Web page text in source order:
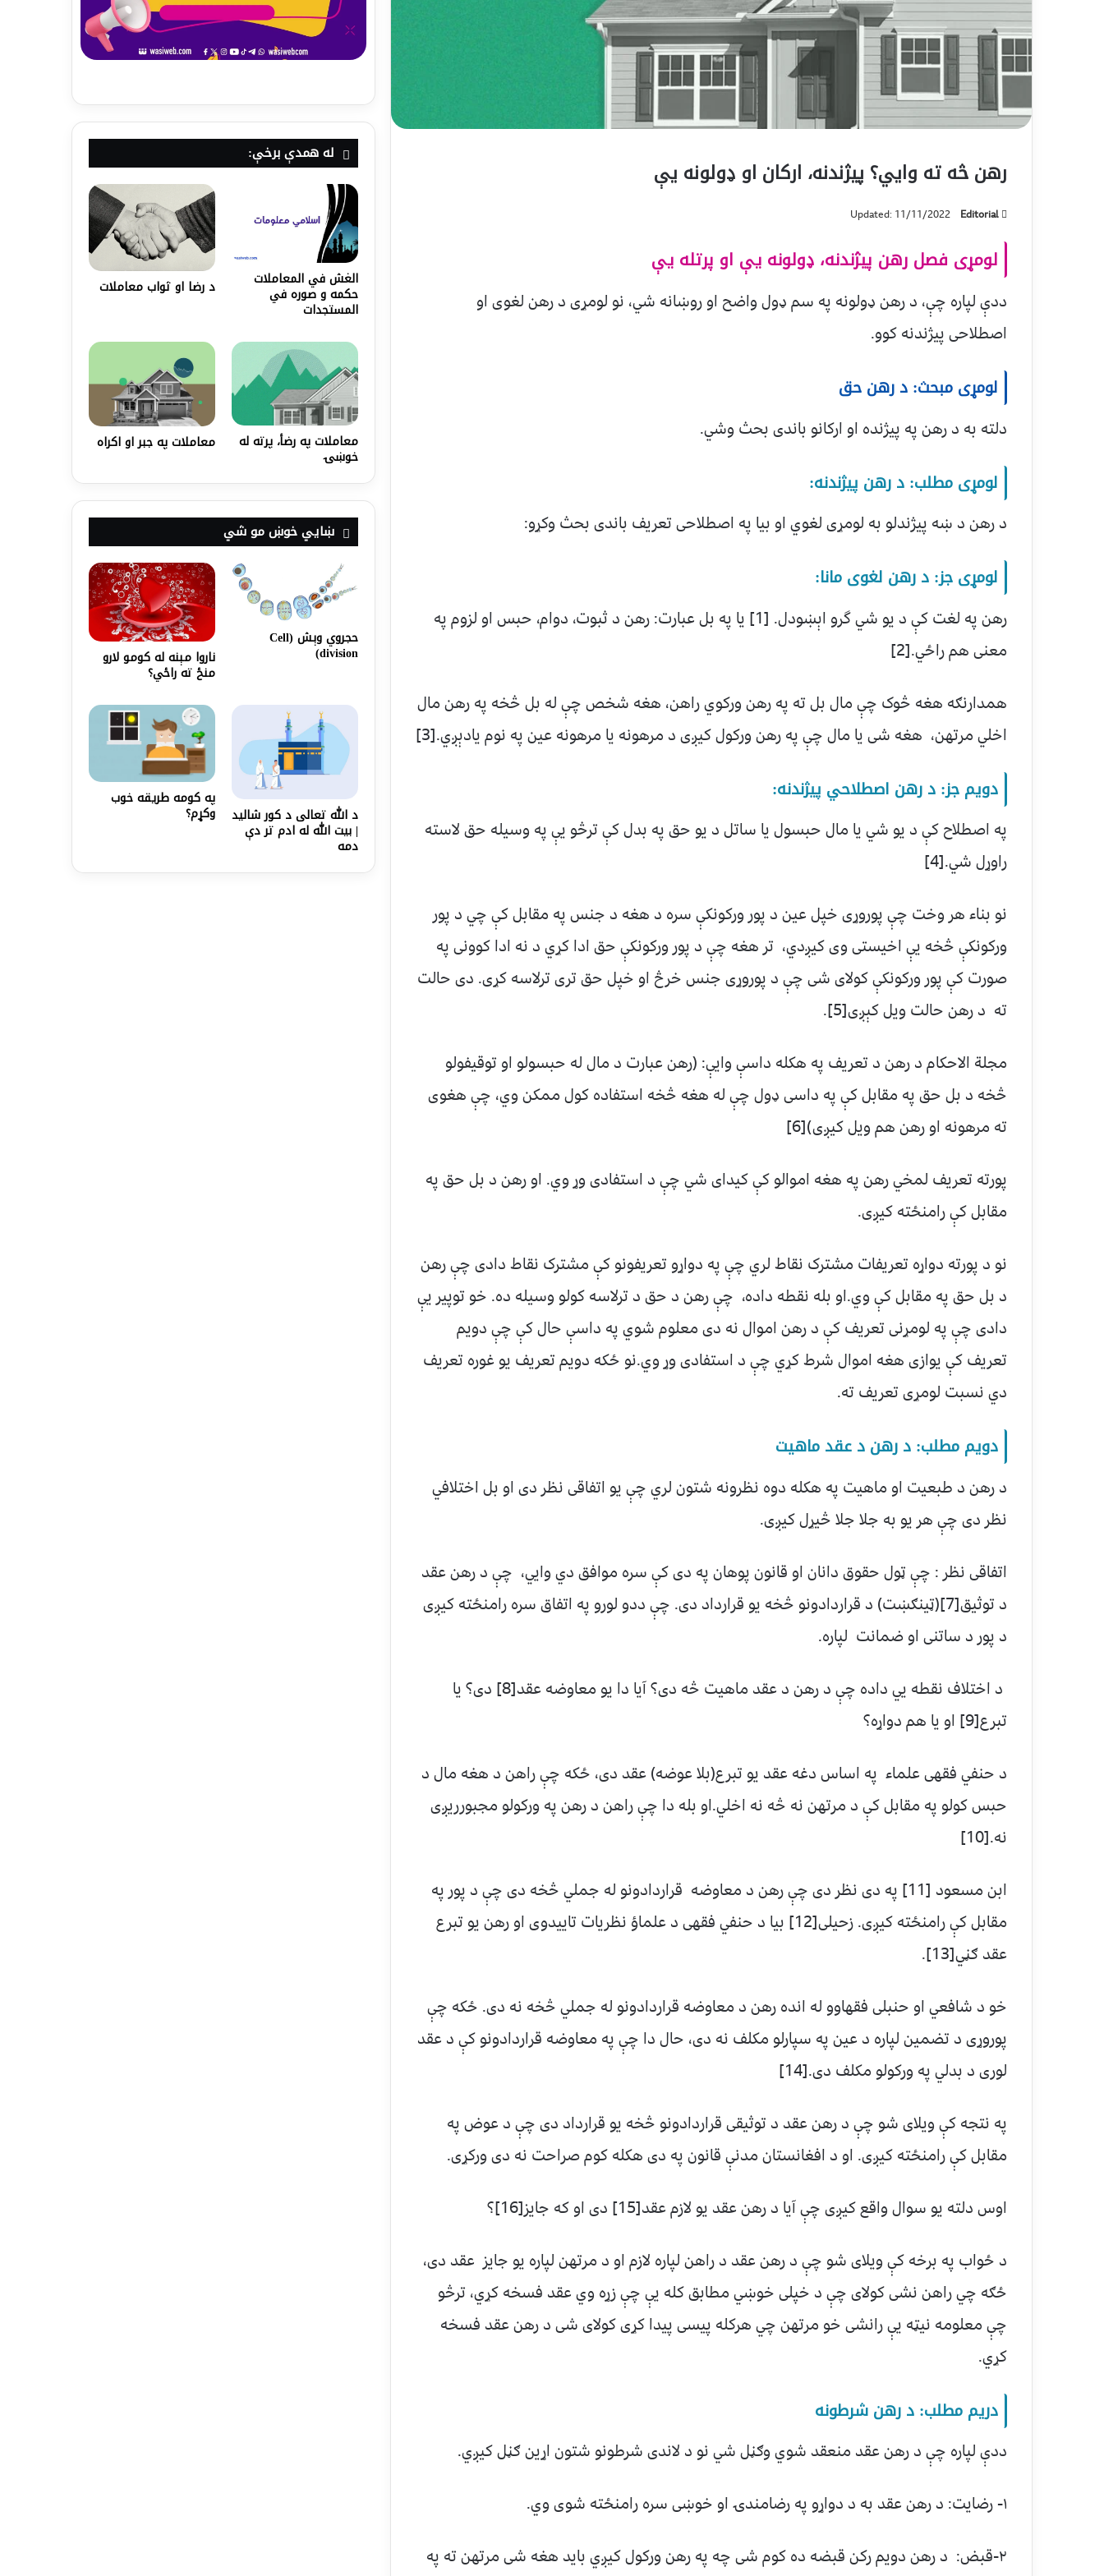
رهن څه ته وايي؟ پيژندنه، ارکان او ډولونه يې
Editorial
Updated: 11/11/2022
لومړی فصل رهن پيژندنه، ډولونه يې او پرتله يې
ددې لپاره چې، د رهن ډولونه په سم ډول واضح او روښانه شي، نو لومړی د رهن لغوی او
اصطلاحی پيژندنه کوو.
لومړی مبحث: د رهن حق
دلته به د رهن په پيژنده او ارکانو باندی بحث وشي.
لومړی مطلب: د رهن پيژندنه:
د رهن د ښه پيژندلو به لومړی لغوي او بیا په اصطلاحی تعريف باندی بحث وکړو:
لومړی جز: د رهن لغوی مانا:
رهن په لغت کې د يو شي گرو اېښودل. [1] يا په بل عبارت: رهن د ثبوت، دوام، حبس او لزوم په
معنى هم راځي.[2]
همدارنګه هغه څوک چې مال بل ته په رهن ورکوي راهن، هغه شخص چې له بل څخه په رهن مال
اخلي مرتهن، هغه شى يا مال چې په رهن ورکول کيږی د مرهونه يا مرهونه عين په نوم يادېږي.[3]
دویم جز: د رهن اصطلاحي پيژندنه:
په اصطلاح کې د يو شي يا مال حبسول يا ساتل د يو حق په بدل کې ترڅو يې په وسيله حق لاسته
راوړل شي.[4]
نو بناء هر وخت چې پوروړی خپل عين د پور ورکونکې سره د هغه د جنس په مقابل کې چي د پور
ورکونکې څخه يې اخيستی وی کيږدي، تر هغه چې د پور ورکونکې حق ادا کړي د نه ادا کوونی په
صورت کې پور ورکونکې کولای شی چې د پوروړی جنس خرڅ او خپل حق تری ترلاسه کړی. دی حالت
ته د رهن حالت ويل کېږی[5].
مجلة الاحکام د رهن د تعريف په هکله داسې وايې: (رهن عبارت د مال له حبسولو او توقيفولو
څخه د بل حق په مقابل کې په داسی ډول چې له هغه څخه استفاده کول ممکن وي، چې هغوی
ته مرهونه او رهن هم ويل کيږی)[6]
پورته تعريف لمخي رهن په هغه اموالو کې کيدای شي چې د استفادی وړ وي. او رهن د بل حق په
مقابل کې رامنځته کيږی.
نو د پورته دواړه تعريفات مشترک نقاط لري چې په دواړو تعریفونو کې مشترک نقاط دادی چې رهن
د بل حق په مقابل کې وي.او بله نقطه داده، چې رهن د حق د ترلاسه کولو وسیله ده. خو توپیر يې
دادی چې په لومړنی تعریف کې د رهن اموال نه دی معلوم شوي په داسې حال کې چې دويم
تعريف کې یوازی هغه اموال شرط کړي چې د استفادی وړ وي.نو ځکه دويم تعريف يو غوره تعريف
دي نسبت لومړی تعريف ته.
دویم مطلب: د رهن د عقد ماهيت
د رهن د طبعيت او ماهيت په هکله دوه نظرونه شتون لري چې يو اتفاقی نظر دی او بل اختلافي
نظر دی چې هر يو به جلا جلا څيړل کيږی.
اتفاقی نظر : چې ټول حقوق دانان او قانون پوهان په دی کې سره موافق دي وايي، چې د رهن عقد
د توثيق[7](ټينګښت) د قراردادونو څخه يو قرارداد دی. چې ددو لورو په اتفاق سره رامنځته کيږی
د پور د ساتنی او ضمانت لپاره.
د اختلاف نقطه يي داده چې د رهن د عقد ماهيت څه دی؟ آيا دا يو معاوضه عقد[8] دی؟ يا
تبرع[9] او يا هم دواړه؟
د حنفي فقهی علماء په اساس دغه عقد يو تبرع(بلا عوضه) عقد دی، ځکه چې راهن د هغه مال د
حبس کولو په مقابل کې د مرتهن نه څه نه اخلي.او بله دا چې راهن د رهن په ورکولو مجبورريږی
نه.[10]
ابن مسعود [11] په دی نظر دی چې رهن د معاوضه قراردادونو له جملي څخه دی چې د پور په
مقابل کې رامنځته کيږی. زحيلی[12] بیا د حنفي فقهی د علماؤ نظريات تاييدوی او رهن يو تبرع
عقد ګڼي[13].
خو د شافعي او حنبلی فقهاوو له انده رهن د معاوضه قراردادونو له جملي څخه نه دی. ځکه چې
پوروړی د تضمين لپاره د عين په سپارلو مکلف نه دی، حال دا چې په معاوضه قراردادونو کې د عقد
لوری د بدلي په ورکولو مکلف دی.[14]
په نتجه کې ویلای شو چې د رهن عقد د توثيقی قراردادونو څخه يو قرارداد دی چې د عوض په
مقابل کې رامنځته کيږی. او د افغانستان مدنې قانون په دی هکله کوم صراحت نه دی ورکړی.
اوس دلته يو سوال واقع کيږی چې آیا د رهن عقد يو لازم عقد[15] دی او که جايز[16]؟
د ځواب په برخه کې ویلای شو چې د رهن عقد د راهن لپاره لازم او د مرتهن لپاره يو جايز عقد دی،
ځګه چي راهن نشی کولای چې د خپلی خوښي مطابق کله يې چې زړه وي عقد فسخه کړي، ترڅو
چې معلومه نيټه يې رانشی خو مرتهن چي هرکله پيسی پيدا کړی کولای شی د رهن عقد فسخه
کړي.
دريم مطلب: د رهن شرطونه
ددې لپاره چې د رهن عقد منعقد شوي وګڼل شي نو د لاندی شرطونو شتون اړين ګڼل کيږي.
۱- رضايت: د رهن عقد به د دواړو په رضامندۍ او خوښی سره رامنځته شوی وي.
۲-قبض: د رهن دويم رکن قبضه ده کوم شی چه په رهن ورکول کيږي بايد هغه شی مرتهن ته په
له همدې برخې:
الغش في المعاملات
حكمه و صوره في
المستجدات
د رضا او ثواب معاملات
معاملات په رضأ، پرته له
خوښۍ
معاملات په جبر او اکراه
ښايي خوښ مو شي
حجروي وېش (Cell
division) ناروا مېنه له کومو لارو
منځ ته راځي؟
د الله تعالی د کور شاليد
| بیت الله له ادم تر دې
دمه
په کومه طريقه خوب
وکړم؟